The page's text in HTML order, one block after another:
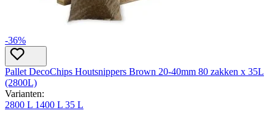
-36%
Pallet DecoChips Houtsnippers Brown 20-40mm 80 zakken x 35L
(2800L)
Varianten:
2800 L 1400 L 35 L